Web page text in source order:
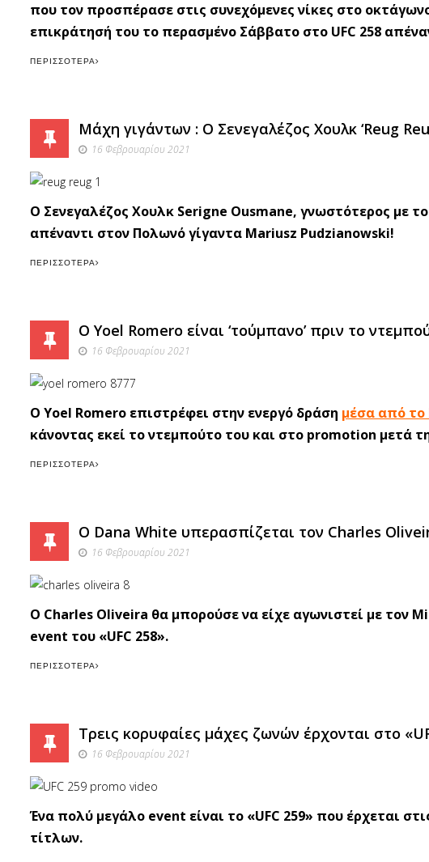
που τον προσπέρασε στις συνεχόμενες νίκες στο
επικράτησή του το περασμένο Σάββατο στο UFC 258
ΠΕΡΙΣΣΌΤΕΡΑ
Μάχη γιγάντων : Ο Σενεγαλέζος Χουλκ ‘Reug
16 Φεβρουαρίου 2021
Ο Σενεγαλέζος Χουλκ Serigne Ousmane, γνωστότερος με
απέναντι στον Πολωνό γίγαντα Mariusz Pudzianowski!
ΠΕΡΙΣΣΌΤΕΡΑ
O Yoel Romero είναι ‘τούμπανο’ πριν το
16 Φεβρουαρίου 2021
Ο Yoel Romero επιστρέφει στην ενεργό δράση μέσα από
κάνοντας εκεί το ντεμπούτο του και στο promotion μετά
ΠΕΡΙΣΣΌΤΕΡΑ
O Dana White υπερασπίζεται τον Charles
16 Φεβρουαρίου 2021
O Charles Oliveira θα μπορούσε να είχε αγωνιστεί με τον
event του «UFC 258».
ΠΕΡΙΣΣΌΤΕΡΑ
Τρεις κορυφαίες μάχες ζωνών έρχονται στο
16 Φεβρουαρίου 2021
Ένα πολύ μεγάλο event είναι το «UFC 259» που έρχεται
τίτλων.